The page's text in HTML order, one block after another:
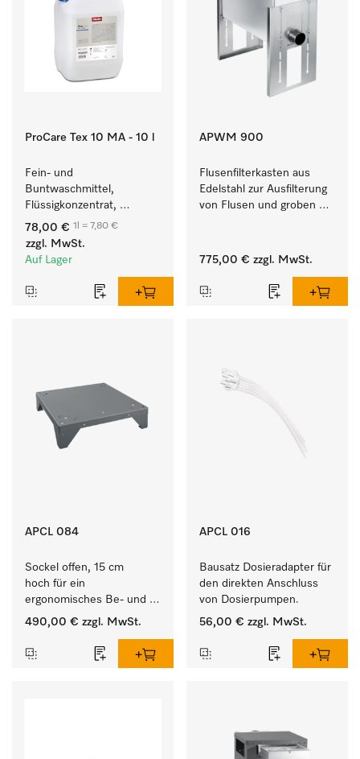
ProCare Tex 10 MA - 10 l
Fein- und
Buntwaschmittel,
Flüssigkonzentrat,
mildalkalisch, 10 l zur
Reinigung von
Buntwäsche und
78,00 € 1l = 7,80 €
zzgl. MwSt.
Auf Lager
APWM 900
Flusenfilterkasten aus
Edelstahl zur Ausfilterung
von Flusen und groben
775,00 € zzgl. MwSt.
APCL 084
Sockel offen, 15 cm
hoch für ein
ergonomisches Be- und
Entladen von
Trockner.
490,00 € zzgl. MwSt.
APCL 016
Bausatz Dosieradapter für
den direkten Anschluss
von Dosierpumpen.
56,00 € zzgl. MwSt.